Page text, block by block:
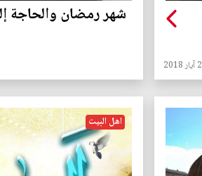
شهر رمضان والحاجة
اهل البيت